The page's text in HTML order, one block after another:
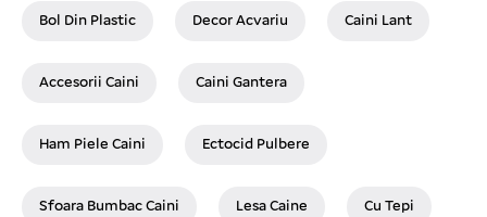
Bol Din Plastic Decor Acvariu Caini Lant
Accesorii Caini Caini Gantera
Ham Piele Caini Ectocid Pulbere
Sfoara Bumbac Caini Lesa Caine Cu Tepi